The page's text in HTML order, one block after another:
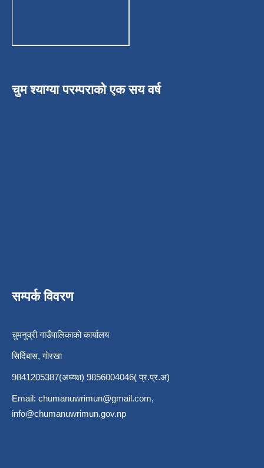
चुम श्याग्या परम्पराको एक सय वर्ष
सम्पर्क विवरण
चुमनुव्री गाउँपालिकाको कार्यालय
सिर्दिबास, गोरखा
9841205387(अध्यक्ष) 9856004046( प्र.प्र.अ)
Email: chumanuwrimun@gmail.com,
info@chumanuwrimun.gov.np